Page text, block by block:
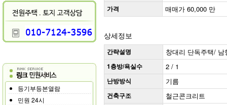
등기부등본열람
민원 24시
가격 매매가 60,000 만
상세정보
간략설명 창대리 단독주택/
1층방/욕실수 2 / 1
난방방식 기름
건축구조 철근콘크리트